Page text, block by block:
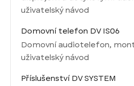
uživatelský návod
Domovní telefon DV IS06
Domovní audiotelefon,
uživatelský návod
Příslušenství DV SYSTEM